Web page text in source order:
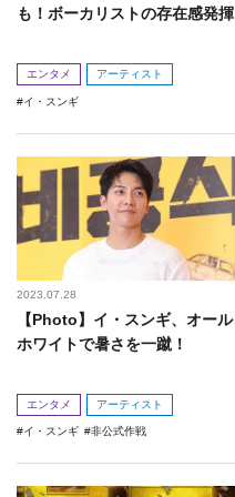
も！ボーカリストの存在感発揮
エンタメ アーティスト
イ・スンギ
2023.07.28
【Photo】イ・スンギ、オール
ホワイトで暑さを一蹴！
エンタメ アーティスト
イ・スンギ 非公式作戦